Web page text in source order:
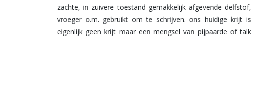
zachte, in zuivere toestand gemakkelijk afgevende delfstof,
vroeger o.m. gebruikt om te schrijven. ons huidige krijt is
eigenlijk geen krijt maar een mengsel van pijpaarde of talk